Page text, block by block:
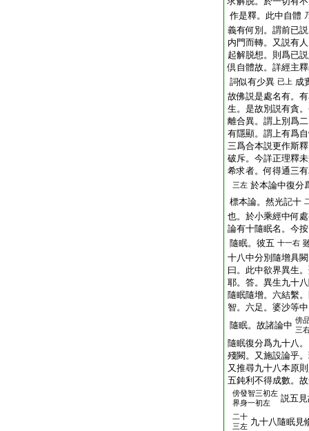
作是釋。此中自體
義有何別。謂前已
内門而轉。又説有
起解脱想。則爲已
倶自體故。詳經主
詞似有少異 已上 成
故佛説是處名有。
生。是故別説有貪
離合異。謂上別爲
有隱顯。謂上有爲
三爲合本説更作斯
破斥。今詳正理釋
希求者。何得通三
三左 於本論中復
標本論。然光記十
也。於小乘經中何
論有十隨眠名。今
隨眠。彼五 十一右
十八中分別隨增具
曰。此中欲界異生
耶。答。異生九十
隨眠隨增。六結繫
智。六足。婆沙等
隨眠。故諸論中 傍
三
隨眠復分爲九十八
殘闕。又施設論乎
又推尋九十八本原
五鈍利不得成數。
傍發智三初左
界身一初左
説五
二十
三左 九十八隨眠見